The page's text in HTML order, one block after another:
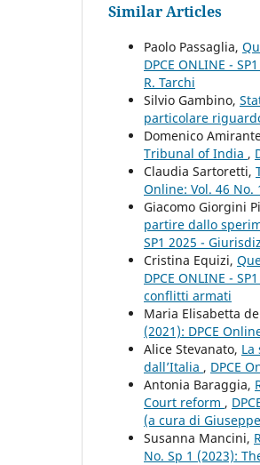
Similar Articles
Paolo Passaglia,
DPCE ONLINE -
R. Tarchi
Silvio Gambino,
particolare
Domenico
Tribunal of India ,
Claudia Sartoretti,
Online: Vol. 46 No.
Giacomo Giorgini
partire dallo
SP1 2025 -
Cristina Equizi,
DPCE ONLINE -
conflitti armati
Maria Elisabetta
(2021): DPCE
Alice Stevanato,
dall’Italia , DPCE
Antonia Baraggia,
Court reform ,
(a cura di
Susanna Mancini,
No. Sp 1 (2023):